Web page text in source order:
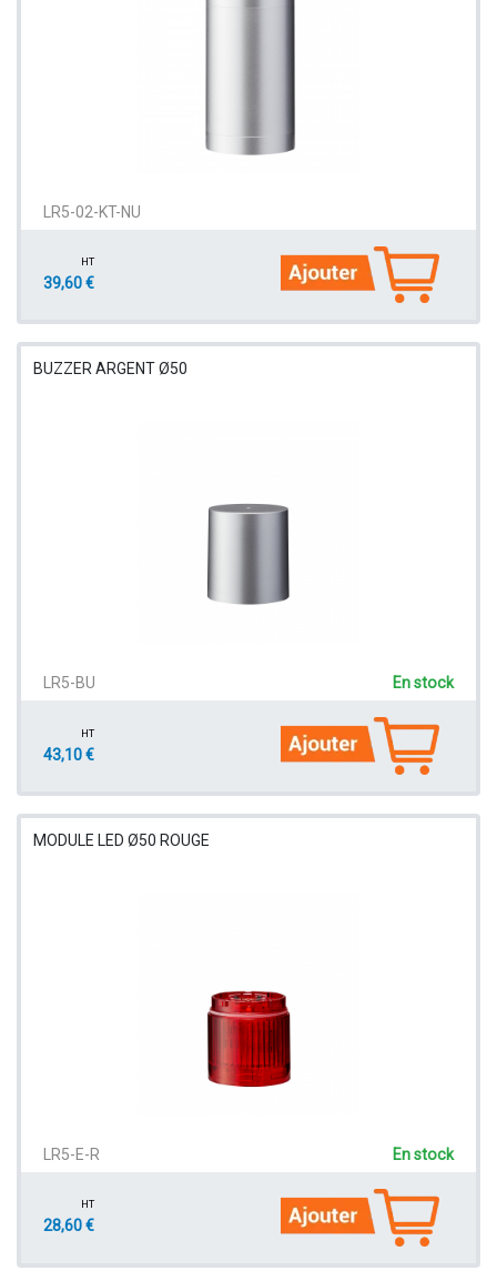
LR5-02-KT-NU
HT
39,60 €
BUZZER ARGENT Ø50
LR5-BU En stock
HT
43,10 €
MODULE LED Ø50 ROUGE
LR5-E-R En stock
HT
28,60 €